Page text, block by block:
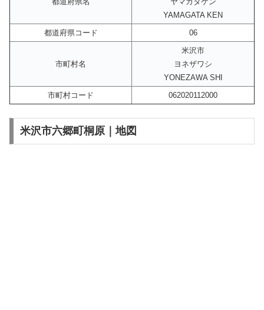
YAMAGATA KEN
都道府県コード
06
市町村名
米沢市
ヨネザワシ
YONEZAWA SHI
市町村コード
062020112000
米沢市六郷町桐原｜地図